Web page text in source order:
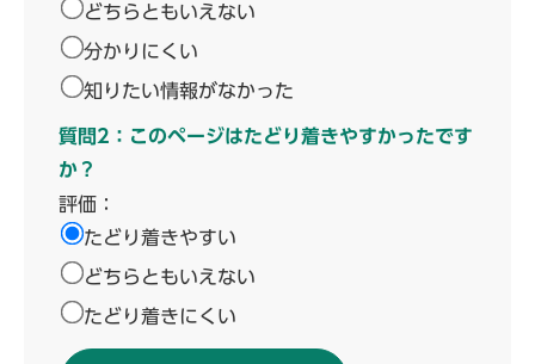
どちらともいえない
分かりにくい
知りたい情報がなかった
質問2：このページはたどり着きやすかったです
か？
評価：
たどり着きやすい
どちらともいえない
たどり着きにくい